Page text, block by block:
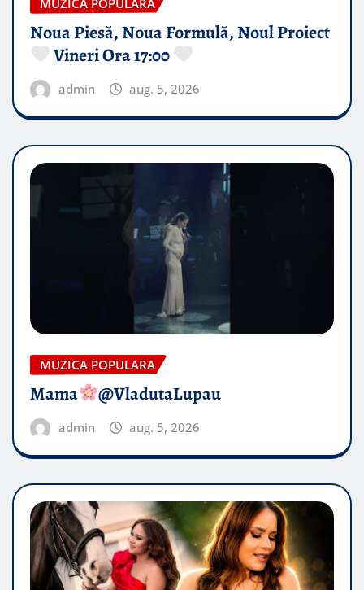
Noua Piesă, Noua Formulă, Noul Proiect
Vineri Ora 17:00
admin aug. 5, 2026
MUZICA POPULARA
Mama @VladutaLupau
admin aug. 5, 2026